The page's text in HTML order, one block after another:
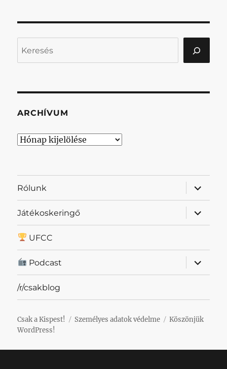
ARCHÍVUM
Archívum
Rólunk
almenü
Játékoskeringő
almenü
UFCC
Podcast
almenü
/r/csakblog
Csak a Kispest! Személyes adatok védelme
Köszönjük
WordPress!